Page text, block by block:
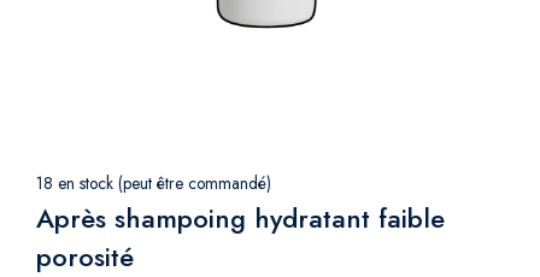
18 en stock (peut être commandé)
Après shampoing hydratant faible
porosité